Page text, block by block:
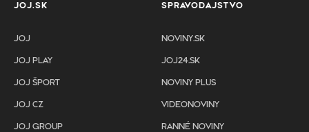
JOJ.SK
JOJ
JOJ PLAY
JOJ ŠPORT
JOJ CZ
JOJ GROUP
SPRAVODAJSTVO
NOVINY.SK
JOJ24.SK
NOVINY PLUS
VIDEONOVINY
RANNÉ NOVINY